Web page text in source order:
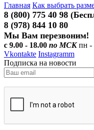
Главная Как выбрать
8 (800) 775 40 98
8 (978) 844 10 80
Мы Вам перезвоним!
с 9.00 - 18.00 по МСКпн -
Vkontakte Instagramm
Подписка на новости